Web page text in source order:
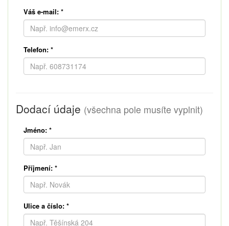
Váš e-mail: *
Telefon: *
Dodací údaje (všechna pole musíte vyplnit)
Jméno: *
Příjmení: *
Ulice a číslo: *